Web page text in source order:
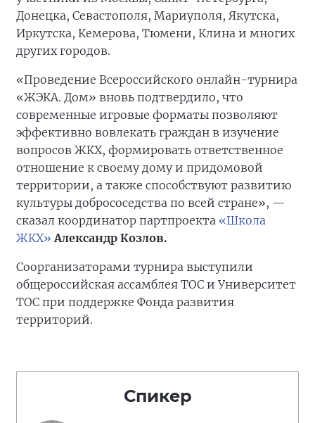
Донецка, Севастополя, Мариуполя, Якутска,
Иркутска, Кемерова, Тюмени, Клина и многих
других городов.
«Проведение Всероссийского онлайн-турнира
«ЖЭКА. Дом» вновь подтвердило, что
современные игровые форматы позволяют
эффективно вовлекать граждан в изучение
вопросов ЖКХ, формировать ответственное
отношение к своему дому и придомовой
территории, а также способствуют развитию
культуры добрососедства по всей стране», —
сказал координатор партпроекта «Школа
ЖКХ» Александр Козлов.
Соорганизаторами турнира выступили
общероссийская ассамблея ТОС и Университет
ТОС при поддержке Фонда развития
территорий.
Спикер